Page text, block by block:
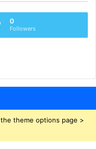
0
Followers
theme options page >